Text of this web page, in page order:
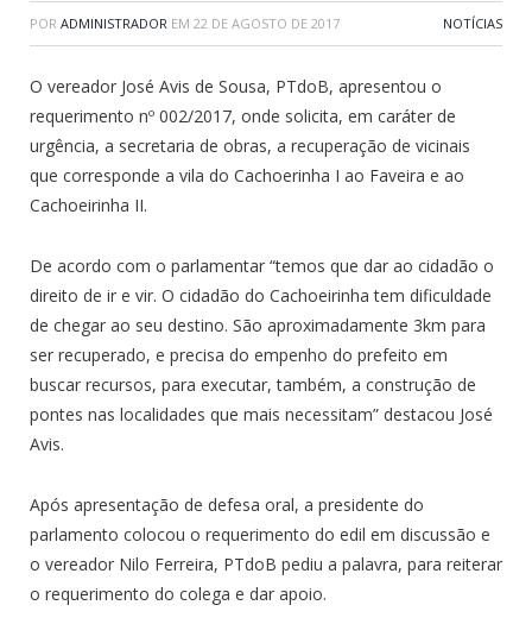
POR ADMINISTRADOR EM 22 DE AGOSTO DE 2017 NOTÍCIAS
O vereador José Avis de Sousa, PTdoB, apresentou o
requerimento nº 002/2017, onde solicita, em caráter de
urgência, a secretaria de obras, a recuperação de vicinais
que corresponde a vila do Cachoerinha I ao Faveira e ao
Cachoeirinha II.
De acordo com o parlamentar “temos que dar ao cidadão o
direito de ir e vir. O cidadão do Cachoeirinha tem dificuldade
de chegar ao seu destino. São aproximadamente 3km para
ser recuperado, e precisa do empenho do prefeito em
buscar recursos, para executar, também, a construção de
pontes nas localidades que mais necessitam” destacou José
Avis.
Após apresentação de defesa oral, a presidente do
parlamento colocou o requerimento do edil em discussão e
o vereador Nilo Ferreira, PTdoB pediu a palavra, para reiterar
o requerimento do colega e dar apoio.